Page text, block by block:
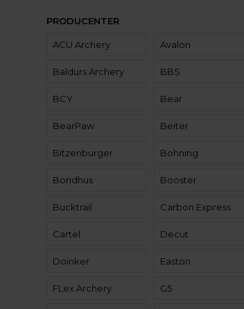
PRODUCENTER
ACU Archery Avalon
Baldurs Archery BBS
BCY Bear
BearPaw Beiter
Bitzenburger Bohning
Bondhus Booster
Bucktrail Carbon Express
Cartel Decut
Doinker Easton
FLex Archery G5